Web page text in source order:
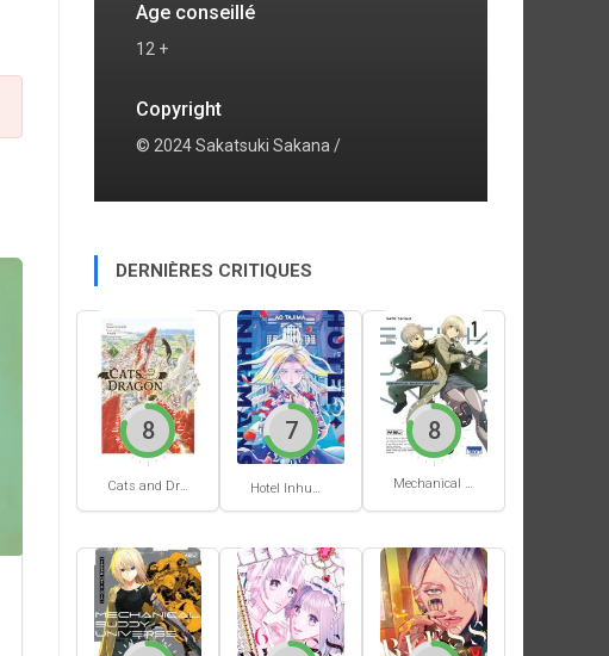
Age conseillé
12 +
Copyright
© 2024 Sakatsuki Sakana /
DERNIÈRES CRITIQUES
Cats and Dragon #3
8
Hotel Inhumans #1
7
Mechanical Buddy Universe #1
8